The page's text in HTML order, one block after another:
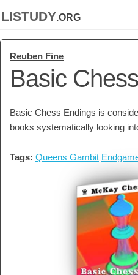
listudy.org
Reuben Fine
Basic
Basic Chess Endings is
books systematically looking
Tags: Queens Gambit